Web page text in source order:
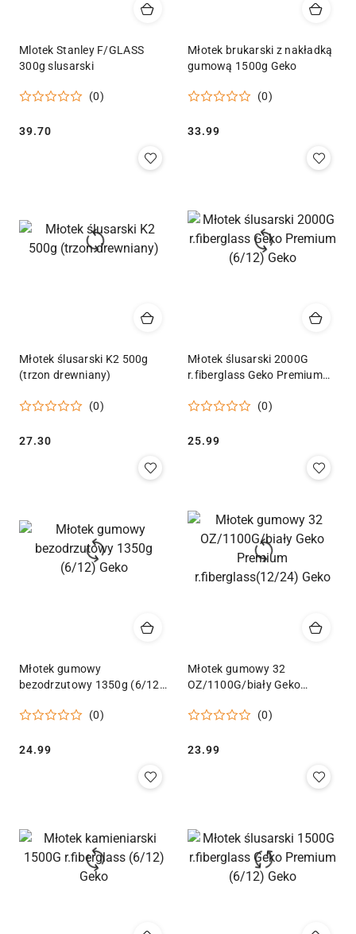
Mlotek Stanley F/GLASS
300g slusarski
(0)
Cena:
39.70
Młotek brukarski z nakładką
gumową 1500g Geko
(0)
Cena:
33.99
Młotek ślusarski K2 500g
(trzon drewniany)
(0)
Cena:
27.30
Młotek ślusarski 2000G
r.fiberglass Geko Premium
(0)
Cena:
25.99
Młotek gumowy
bezodrzutowy 1350g (6/12)
(0)
Cena:
24.99
Młotek gumowy 32
OZ/1100G/biały Geko
Geko
(0)
Cena:
23.99